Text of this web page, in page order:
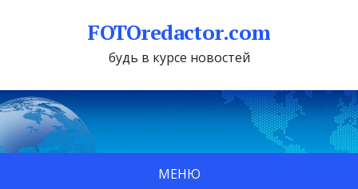
FOTOredactor.com
будь в курсе новостей
МЕНЮ